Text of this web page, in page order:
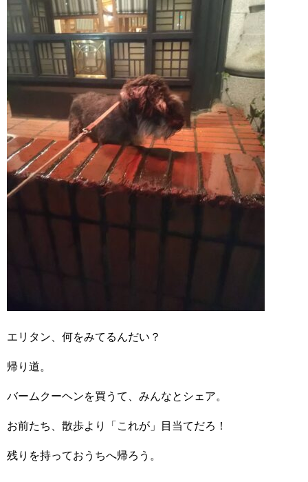
エリタン、何をみてるんだい？
帰り道。
バームクーヘンを買うて、みんなとシェア。
お前たち、散歩より「これが」目当てだろ！
残りを持っておうちへ帰ろう。